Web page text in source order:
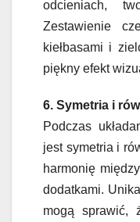
odcieniach,
Zestawienie
kiełbasami i
piękny efekt
6. Symetria i
Podczas
jest symetria i
harmonię
dodatkami.
mogą sprawić,